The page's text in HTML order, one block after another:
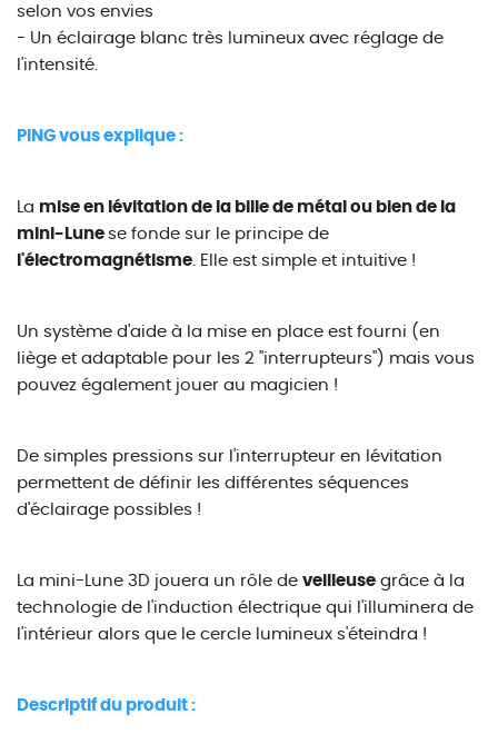
selon vos envies
- Un éclairage blanc très lumineux avec réglage de
l'intensité.
PING vous explique :
La mise en lévitation de la bille de métal ou bien de la
mini-Lune se fonde sur le principe de
l'électromagnétisme. Elle est simple et intuitive !
Un système d'aide à la mise en place est fourni (en
liège et adaptable pour les 2 "interrupteurs") mais vous
pouvez également jouer au magicien !
De simples pressions sur l'interrupteur en lévitation
permettent de définir les différentes séquences
d'éclairage possibles !
La mini-Lune 3D jouera un rôle de veilleuse grâce à la
technologie de l'induction électrique qui l'illuminera de
l'intérieur alors que le cercle lumineux s'éteindra !
Descriptif du produit :